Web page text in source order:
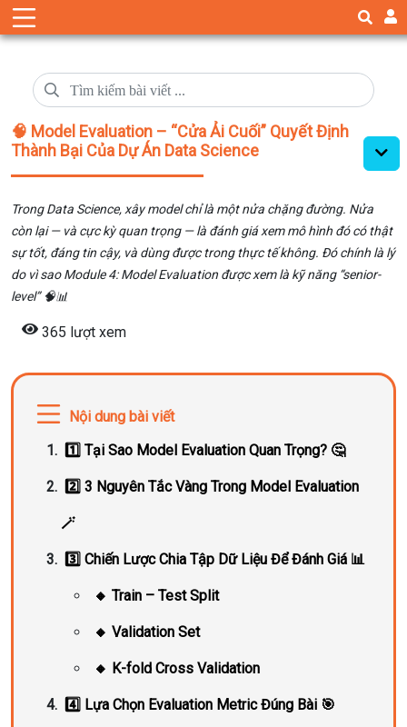
🧠 Model Evaluation – “Cửa Ải Cuối” Quyết Định
Thành Bại Của Dự Án Data Science
Trong Data Science, xây model chỉ là một nửa chặng đường. Nửa
còn lại — và cực kỳ quan trọng — là đánh giá xem mô hình đó có thật
sự tốt, đáng tin cậy, và dùng được trong thực tế không. Đó chính là lý
do vì sao Module 4: Model Evaluation được xem là kỹ năng “senior-
level” 🧠📊
365 lượt xem
Nội dung bài viết
1️⃣ Tại Sao Model Evaluation Quan Trọng? 🤔
2️⃣ 3 Nguyên Tắc Vàng Trong Model Evaluation
🪄
3️⃣ Chiến Lược Chia Tập Dữ Liệu Để Đánh Giá 📊
🔸 Train – Test Split
🔸 Validation Set
🔸 K-fold Cross Validation
4️⃣ Lựa Chọn Evaluation Metric Đúng Bài 🎯